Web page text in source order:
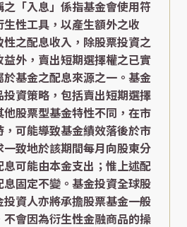
之「入息」係指基金會使用符
生性工具，以產生額外之收
性之配息收入，除股票投資之
益外，賣出短期選擇權之已實
於基金之配息來源之一。基金
投資策略，包括賣出短期選擇
他股票型基金特性不同，在市
，可能導致基金績效落後於市
一致地於該期間每月向股東分
息可能由本金支出；惟上述配
息固定不變。基金投資全球股
投資人亦將承擔股票基金一般
不會因為衍生性金融商品的操